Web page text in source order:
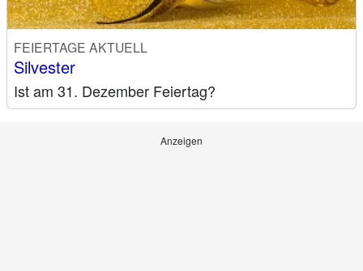
FEIERTAGE AKTUELL
Silvester
Ist am 31. Dezember Feiertag?
Anzeigen